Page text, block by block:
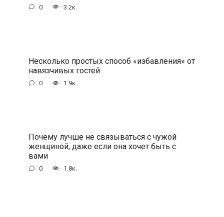
0 3.2к.
Несколько простых способ «избавления» от
навязчивых гостей
0 1.9к.
Почему лучше не связываться с чужой
женщиной, даже если она хочет быть с
вами
0 1.8к.